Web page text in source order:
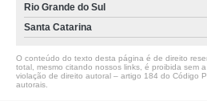
Rio Grande do Sul
Santa Catarina
O conteúdo do texto desta página é de direito
total, mesmo citando nossos links, é proibida sem
violação de direito autoral – artigo 184 do Código
autorais